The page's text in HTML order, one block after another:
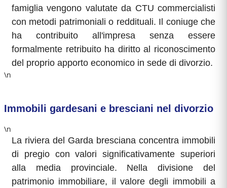
famiglia vengono valutate da CTU commercialisti
con metodi patrimoniali o reddituali. Il coniuge che
ha contribuito all'impresa senza essere
formalmente retribuito ha diritto al riconoscimento
del proprio apporto economico in sede di divorzio.
\n
Immobili gardesani e bresciani nel divorzio
\n
La riviera del Garda bresciana concentra immobili
di pregio con valori significativamente superiori
alla media provinciale. Nella divisione del
patrimonio immobiliare, il valore degli immobili a